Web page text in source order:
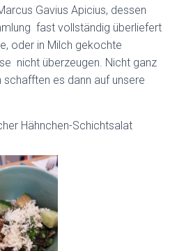
Gavius Apicius, dessen
fast vollständig überliefert
oder in Milch gekochte
nicht überzeugen. Nicht ganz
es dann auf unsere
Hähnchen-Schichtsalat